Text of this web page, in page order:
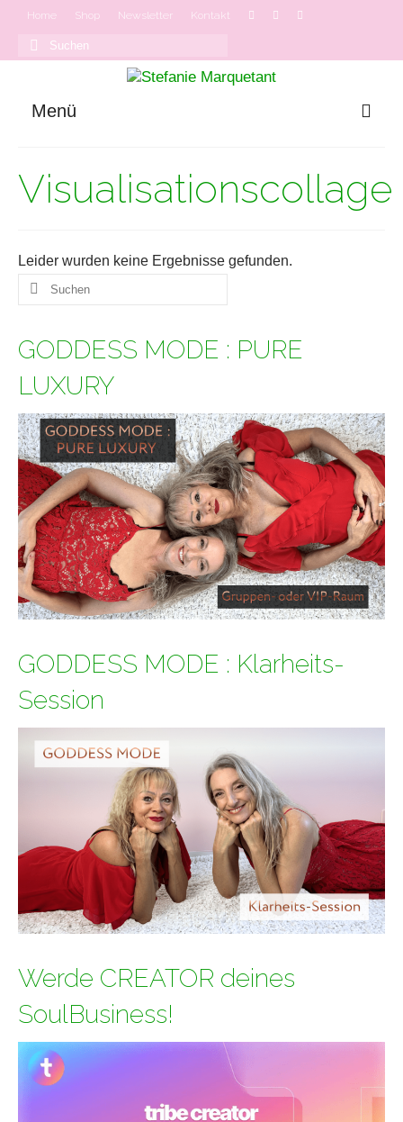
Home Shop Newsletter Kontakt
Suchen
Menü
Onlinekurse
Visualisationscollage
Leider wurden keine Ergebnisse gefunden.
Suchen
nach:
GODDESS MODE : PURE
LUXURY
GODDESS MODE : Klarheits-
Session
Werde CREATOR deines
SoulBusiness!